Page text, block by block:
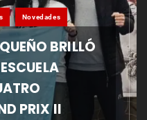
Novedades
BRILLÓ
PRIX II